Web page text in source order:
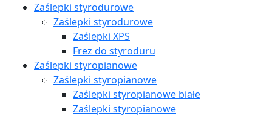
Zaślepki styrodurowe
Zaślepki styrodurowe
Zaślepki XPS
Frez do styroduru
Zaślepki styropianowe
Zaślepki styropianowe
Zaślepki styropianowe białe
Zaślepki styropianowe